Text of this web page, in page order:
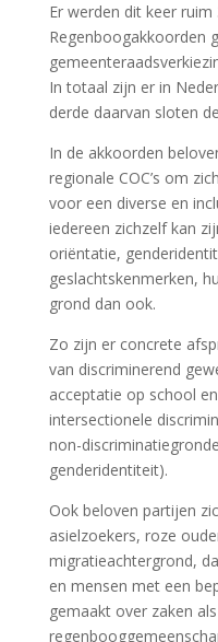
Er werden dit keer
Regenboogakkoorden
In totaal zijn er in
derde daarvan sloten
In de akkoorden
regionale COC’s om
voor een diverse en
iedereen zichzelf kan
oriëntatie,
geslachtskenmerken,
grond dan ook.
Zo zijn er concrete
van discriminerend
acceptatie op school
intersectionele
non-
genderidentiteit).
Ook beloven partijen
asielzoekers, roze
migratieachtergrond,
en mensen met een
gemaakt over zaken